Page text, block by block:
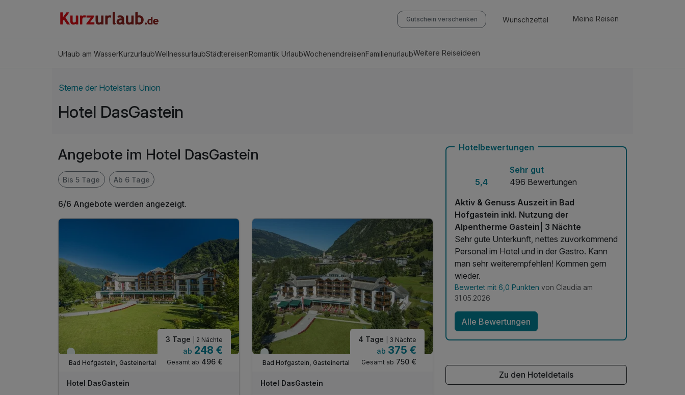
Gutschein verschenken Wunschzettel Meine Reisen
Urlaub am WasserKurzurlaubWellnessurlaubStädtereisenRomantik UrlaubWochenendreisenFamilienurlaubWeitere Reiseideen
Sterne der Hotelstars Union
Hotel DasGastein
Angebote im Hotel DasGastein
Bis 5 Tage Ab 6 Tage
6/6 Angebote werden angezeigt.
Viele Termine frei
Bad Hofgastein, Gasteinertal
3 Tage | 2 Nächte
ab 248 €
Gesamt ab 496 €
Hotel DasGastein
Viele Termine frei
Bad Hofgastein, Gasteinertal
4 Tage | 3 Nächte
ab 375 €
Gesamt ab 750 €
Hotel DasGastein
Hotelbewertungen
5,4
Sehr gut
496 Bewertungen
Aktiv & Genuss Auszeit in Bad
Hofgastein inkl. Nutzung der
Alpentherme Gastein| 3 Nächte
Sehr gute Unterkunft, nettes zuvorkommend
Personal im Hotel und in der Gastro. Kann
man sehr weiterempfehlen! Kommen gern
wieder.
Bewertet mit 6,0 Punkten von Claudia am
31.05.2026
Alle Bewertungen
Zu den Hoteldetails